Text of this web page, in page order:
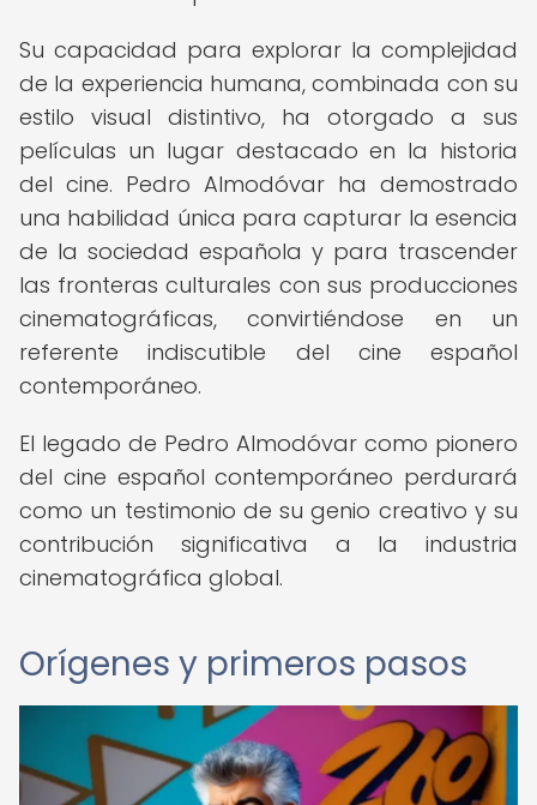
Su capacidad para explorar la complejidad
de la experiencia humana, combinada con su
estilo visual distintivo, ha otorgado a sus
películas un lugar destacado en la historia
del cine. Pedro Almodóvar ha demostrado
una habilidad única para capturar la esencia
de la sociedad española y para trascender
las fronteras culturales con sus producciones
cinematográficas, convirtiéndose en un
referente indiscutible del cine español
contemporáneo.
El legado de Pedro Almodóvar como pionero
del cine español contemporáneo perdurará
como un testimonio de su genio creativo y su
contribución significativa a la industria
cinematográfica global.
Orígenes y primeros pasos